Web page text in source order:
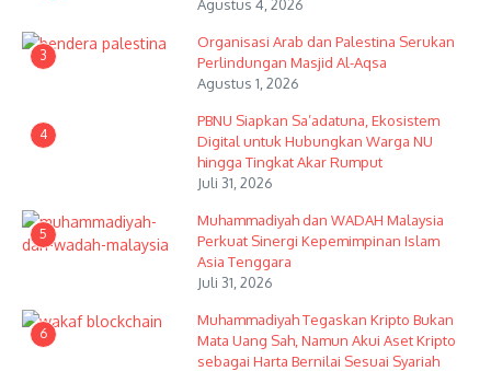
Agustus 4, 2026
3
Organisasi Arab dan Palestina Serukan
Perlindungan Masjid Al-Aqsa
Agustus 1, 2026
4
PBNU Siapkan Sa’adatuna, Ekosistem
Digital untuk Hubungkan Warga NU
hingga Tingkat Akar Rumput
Juli 31, 2026
5
Muhammadiyah dan WADAH Malaysia
Perkuat Sinergi Kepemimpinan Islam
Asia Tenggara
Juli 31, 2026
6
Muhammadiyah Tegaskan Kripto Bukan
Mata Uang Sah, Namun Akui Aset Kripto
sebagai Harta Bernilai Sesuai Syariah